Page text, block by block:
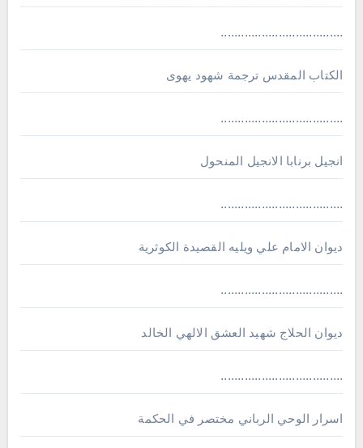
....................................
الكتاب المقدس ترجمة شهود يهوى
....................................
انجيل برنابا الانجيل المنحول
....................................
ديوان الامام علي ويليه القصيدة الكوثرية
....................................
ديوان الحلاج شهيد العشق الالهي الخالد
....................................
اسرار الوحي الرباني مختصر في الحكمة